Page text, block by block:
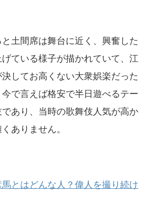
土間席は舞台に近く、興奮した
ている様子が描かれていて、江
してお高くない大衆娯楽だった
で言えば格安で半日遊べるテー
あり、当時の歌舞伎人気が高か
ありません。
とはどんな人？偉人を撮り続け